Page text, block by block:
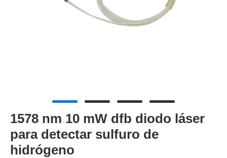
1578 nm 10 mW dfb diodo láser
para detectar sulfuro de
hidrógeno